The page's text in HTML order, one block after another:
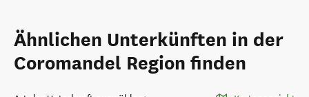
Ähnlichen Unterkünften in der
Coromandel Region finden